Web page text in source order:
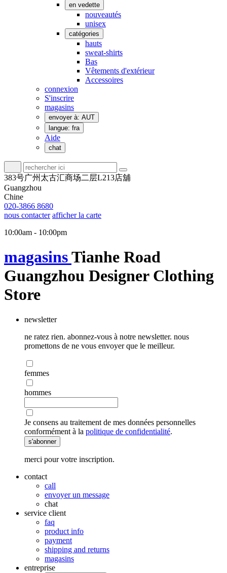
en vedette
nouveautés
unisex
catégories
hauts
sweat-shirts
Bas
Vêtements d'extérieur
Accessoires
connexion
S'inscrire
magasins
envoyer à: AUT
langue: fra
Aide
chat
383号广州太古汇商场二层L213店舖
Guangzhou
Chine
020-3866 8680
nous contacter afficher la carte
10:00am - 10:00pm
magasinsTianhe Road
Guangzhou Designer Clothing
Store
newsletter
ne ratez rien. abonnez-vous à notre newsletter. nous
promettons de ne vous envoyer que le meilleur.
femmes
hommes
Je consens au traitement de mes données personnelles
conformément à la politique de confidentialité.
s'abonner
merci pour votre inscription.
contact
call
envoyer un message
chat
service client
faq
product info
payment
shipping and returns
magasins
entreprise